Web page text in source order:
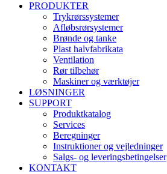
PRODUKTER
Trykrørssystemer
Afløbsrørsystemer
Brønde og tanke
Plast halvfabrikata
Ventilation
Rør tilbehør
Maskiner og værktøjer
LØSNINGER
SUPPORT
Produktkatalog
Services
Beregninger
Instruktioner og vejledninger
Salgs- og leveringsbetingelser
KONTAKT